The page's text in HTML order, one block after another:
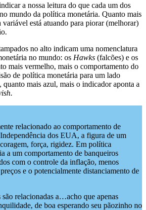
a nossa leitura do que cada um dos
mundo da política monetária. Quanto mais
está atuando para piorar (melhorar)
no alto indicam uma nomenclatura
no mundo: os Hawks (falcões) e os
mais vermelho, mais o comportamento do
de política monetária para um lado
quanto mais azul, mais o indicador aponta a
.
relacionado ao comportamento de
dos EUA, a figura de um
força, rigidez. Em política
a um comportamento de banqueiros
com o controle da inflação, menos
e o potencialmente distanciamento de
são relacionadas a…acho que apenas
de boa esperando seu pãozinho no